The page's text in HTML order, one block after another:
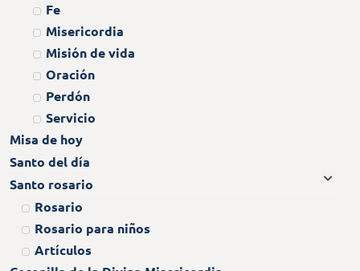
Fe
Misericordia
Misión de vida
Oración
Perdón
Servicio
Misa de hoy
Santo del día
Santo rosario
Rosario
Rosario para niños
Artículos